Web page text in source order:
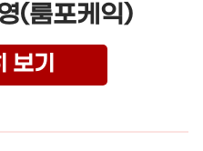
(룸포케익)
보기